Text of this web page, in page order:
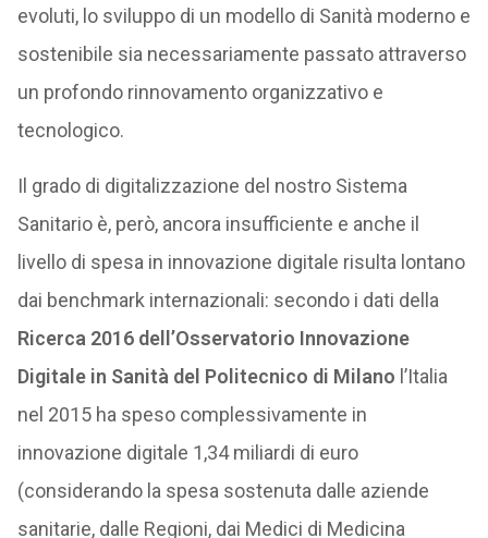
evoluti, lo sviluppo di un modello di Sanità moderno e
sostenibile sia necessariamente passato attraverso
un profondo rinnovamento organizzativo e
tecnologico.
Il grado di digitalizzazione del nostro Sistema
Sanitario è, però, ancora insufficiente e anche il
livello di spesa in innovazione digitale risulta lontano
dai benchmark internazionali: secondo i dati della
Ricerca 2016 dell’Osservatorio Innovazione
Digitale in Sanità del Politecnico di Milano l’Italia
nel 2015 ha speso complessivamente in
innovazione digitale 1,34 miliardi di euro
(considerando la spesa sostenuta dalle aziende
sanitarie, dalle Regioni, dai Medici di Medicina